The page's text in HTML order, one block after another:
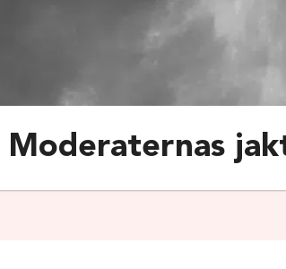
Moderaternas